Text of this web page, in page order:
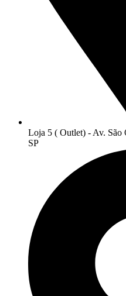
Loja 5 ( Outlet) - Av. São
SP